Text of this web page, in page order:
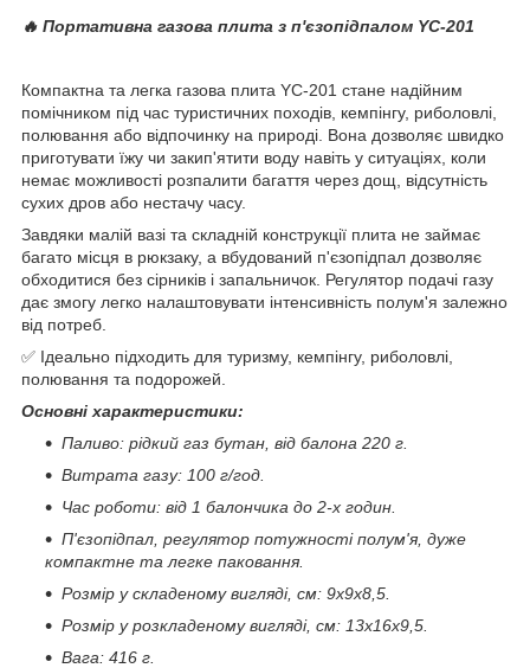
🔥 Портативна газова плита з п'єзопідпалом YC-201
Компактна та легка газова плита YC-201 стане надійним
помічником під час туристичних походів, кемпінгу, риболовлі,
полювання або відпочинку на природі. Вона дозволяє швидко
приготувати їжу чи закип'ятити воду навіть у ситуаціях, коли
немає можливості розпалити багаття через дощ, відсутність
сухих дров або нестачу часу.
Завдяки малій вазі та складній конструкції плита не займає
багато місця в рюкзаку, а вбудований п'єзопідпал дозволяє
обходитися без сірників і запальничок. Регулятор подачі газу
дає змогу легко налаштовувати інтенсивність полум'я залежно
від потреб.
✅ Ідеально підходить для туризму, кемпінгу, риболовлі,
полювання та подорожей.
Основні характеристики:
Паливо: рідкий газ бутан, від балона 220 г.
Витрата газу: 100 г/год.
Час роботи: від 1 балончика до 2-х годин.
П'єзопідпал, регулятор потужності полум'я, дуже
компактне та легке паковання.
Розмір у складеному вигляді, см: 9х9х8,5.
Розмір у розкладеному вигляді, см: 13х16х9,5.
Вага: 416 г.